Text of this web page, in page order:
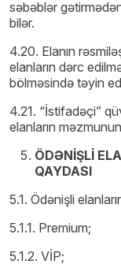
səbəblər
bilər.
4.20. Elanın
elanların dərc
bölməsində təyin
4.21. “İstifadəçi”
elanların
ÖDƏNİŞLİ
QAYDASI
5.1. Ödənişli
5.1.1. Premium;
5.1.2. VİP;